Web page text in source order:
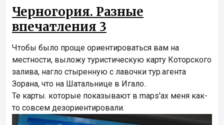
Черногория. Разные
впечатления 3
Чтобы было проще ориентироваться вам на
местности, выложу туристическую карту Которского
залива, нагло стыренную с лавочки тур.агента
Зорана, что на Шатальнице в Игало..
Те карты. которые показывают в maps'ах меня как-
то совсем дезориентировали.